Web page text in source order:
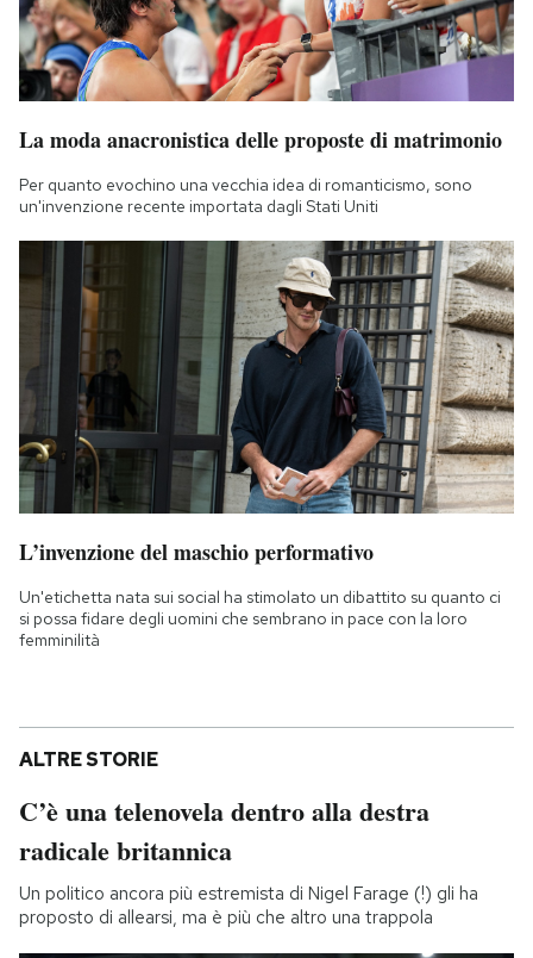
La moda anacronistica delle proposte di matrimonio
Per quanto evochino una vecchia idea di romanticismo, sono
un'invenzione recente importata dagli Stati Uniti
L’invenzione del maschio performativo
Un'etichetta nata sui social ha stimolato un dibattito su quanto ci
si possa fidare degli uomini che sembrano in pace con la loro
femminilità
ALTRE STORIE
C’è una telenovela dentro alla destra
radicale britannica
Un politico ancora più estremista di Nigel Farage (!) gli ha
proposto di allearsi, ma è più che altro una trappola